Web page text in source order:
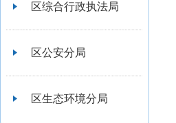
区综合行政执法局
区公安分局
区生态环境分局